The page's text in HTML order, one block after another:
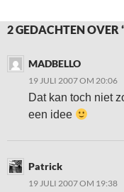
2 GEDACHTEN OVER
MADBELLO
19 JULI 2007 OM 20:06
Dat kan toch niet
een idee
Patrick
19 JULI 2007 OM 19:38